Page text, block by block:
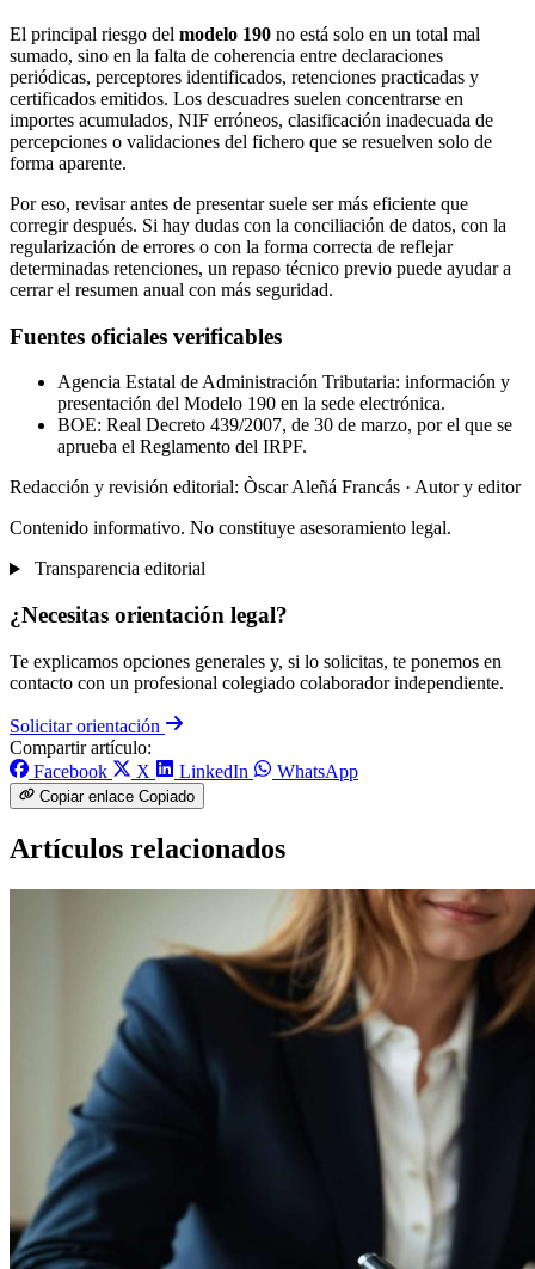
El principal riesgo del modelo 190 no está solo en un total mal
sumado, sino en la falta de coherencia entre declaraciones
periódicas, perceptores identificados, retenciones practicadas y
certificados emitidos. Los descuadres suelen concentrarse en
importes acumulados, NIF erróneos, clasificación inadecuada de
percepciones o validaciones del fichero que se resuelven solo de
forma aparente.
Por eso, revisar antes de presentar suele ser más eficiente que
corregir después. Si hay dudas con la conciliación de datos, con la
regularización de errores o con la forma correcta de reflejar
determinadas retenciones, un repaso técnico previo puede ayudar a
cerrar el resumen anual con más seguridad.
Fuentes oficiales verificables
Agencia Estatal de Administración Tributaria: información y
presentación del Modelo 190 en la sede electrónica.
BOE: Real Decreto 439/2007, de 30 de marzo, por el que se
aprueba el Reglamento del IRPF.
Redacción y revisión editorial: Òscar Aleñá Francás · Autor y editor
Contenido informativo. No constituye asesoramiento legal.
Transparencia editorial
¿Necesitas orientación legal?
Te explicamos opciones generales y, si lo solicitas, te ponemos en
contacto con un profesional colegiado colaborador independiente.
Solicitar orientación
Compartir artículo:
Facebook
X LinkedIn WhatsApp
Copiar enlace Copiado
Artículos relacionados